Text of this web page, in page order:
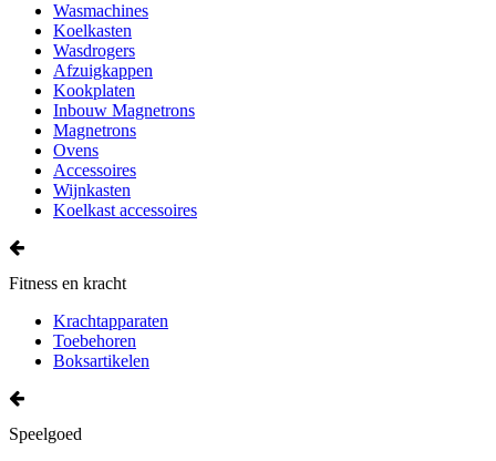
Wasmachines
Koelkasten
Wasdrogers
Afzuigkappen
Kookplaten
Inbouw Magnetrons
Magnetrons
Ovens
Accessoires
Wijnkasten
Koelkast accessoires
Fitness en kracht
Krachtapparaten
Toebehoren
Boksartikelen
Speelgoed